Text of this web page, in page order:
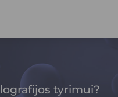
tyrimui?